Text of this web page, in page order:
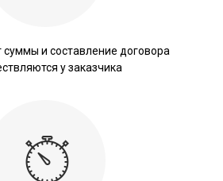
суммы и составление договора
у заказчика